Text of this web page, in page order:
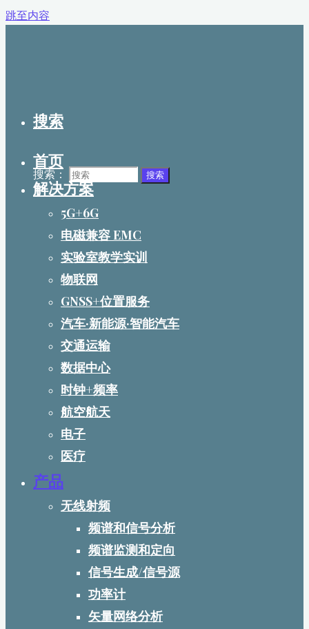
跳至内容
搜索
搜索： 搜索
首页
解决方案
5G+6G
电磁兼容 EMC
实验室教学实训
物联网
GNSS+位置服务
汽车·新能源·智能汽车
交通运输
数据中心
时钟+频率
航空航天
电子
医疗
产品
无线射频
频谱和信号分析
频谱监测和定向
信号生成/信号源
功率计
矢量网络分析